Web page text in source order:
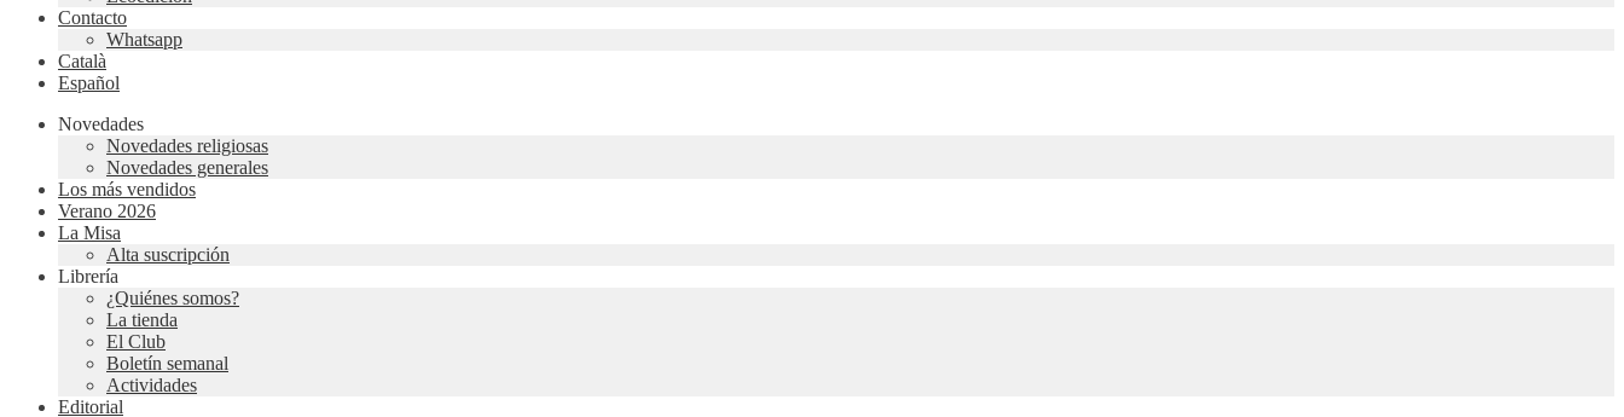
Contacto
Whatsapp
Català
Español
Novedades
Novedades religiosas
Novedades generales
Los más vendidos
Verano 2026
La Misa
Alta suscripción
Librería
¿Quiénes somos?
La tienda
El Club
Boletín semanal
Actividades
Editorial